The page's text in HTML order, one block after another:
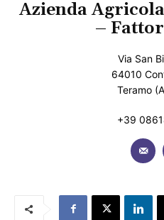
Azienda
–
Via San
64010
Teramo
+39